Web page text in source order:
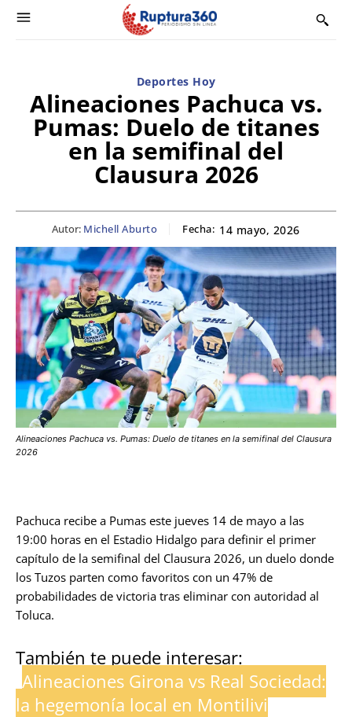
Deportes Hoy
Alineaciones Pachuca vs.
Pumas: Duelo de titanes
en la semifinal del
Clausura 2026
Autor: Michell Aburto Fecha: 14 mayo, 2026
Alineaciones Pachuca vs. Pumas: Duelo de titanes en la semifinal del Clausura
2026
Pachuca recibe a Pumas este jueves 14 de mayo a las
19:00 horas en el Estadio Hidalgo para definir el primer
capítulo de la semifinal del Clausura 2026, un duelo donde
los Tuzos parten como favoritos con un 47% de
probabilidades de victoria tras eliminar con autoridad al
Toluca.
También te puede interesar:
Alineaciones Girona vs Real Sociedad:
la hegemonía local en Montilivi